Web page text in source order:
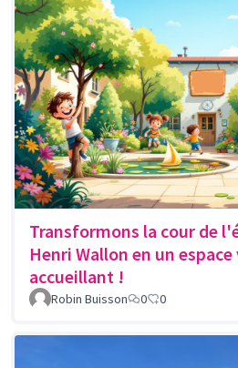
Transformons la cour de
Henri Wallon en un
accueillant !
Robin Buisson 0 0